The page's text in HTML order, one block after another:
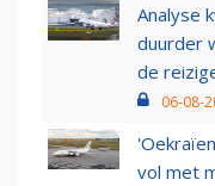
Analyse
duurder
de
06-08-
vol met